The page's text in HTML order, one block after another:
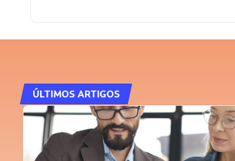
ÚLTIMOS ARTIGOS